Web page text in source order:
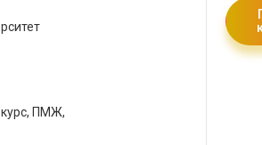
курс, ПМЖ,